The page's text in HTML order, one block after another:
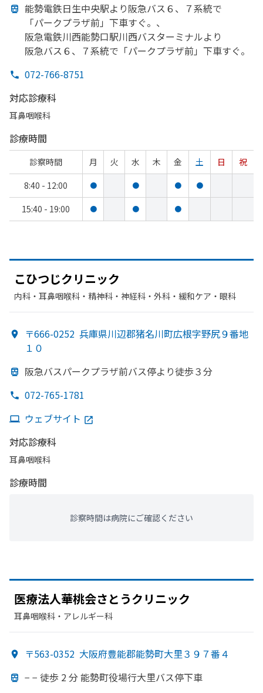
能勢電鉄日生中央駅より阪急バス６、 ７系統で
「パークプラザ前」 下車すぐ。、
阪急電鉄川西能勢口駅川西バスターミナルより
阪急バス６、 ７系統で 「パークプラザ前」 下車すぐ。
072-766-8751
対応診療科
耳鼻咽喉科
診療時間
診察時間 月 火 水 木 金 土 日
祝
8:40 - 12:00
● ● ● ●
15:40 - 19:00 ● ● ●
こひつじクリニック
内科・​耳鼻咽喉科・​精神科・神経科・​外科・​緩和ケア・​眼科
〒666-0252 兵庫県川辺郡猪名川町広根字野尻９番地
１０
阪急バスパークプラザ前バス停より徒歩３分
072-765-1781
ウェブサイト
対応診療科
耳鼻咽喉科
診療時間
診察時間は病院にご確認ください
医療法人華桃会さとうクリニック
耳鼻咽喉科・​アレルギー科
〒563-0352 大阪府豊能郡能勢町大里３９７番４
− − 徒歩 2 分 能勢町役場行大里バス停下車